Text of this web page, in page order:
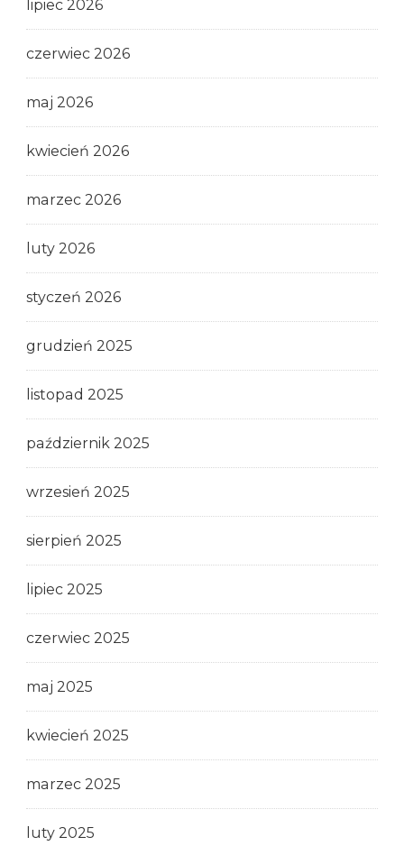
lipiec 2026
czerwiec 2026
maj 2026
kwiecień 2026
marzec 2026
luty 2026
styczeń 2026
grudzień 2025
listopad 2025
październik 2025
wrzesień 2025
sierpień 2025
lipiec 2025
czerwiec 2025
maj 2025
kwiecień 2025
marzec 2025
luty 2025